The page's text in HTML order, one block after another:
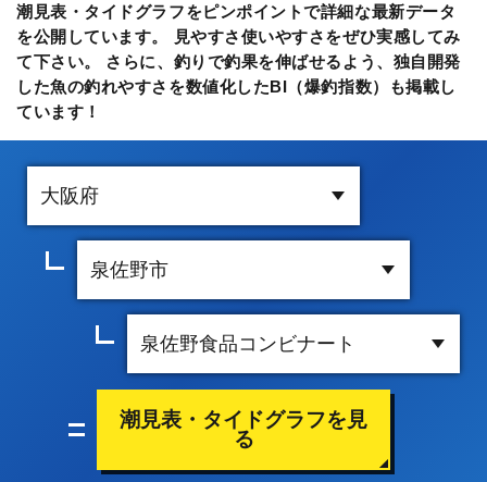
潮見表・タイドグラフをピンポイントで詳細な最新データ
を公開しています。 見やすさ使いやすさをぜひ実感してみ
て下さい。 さらに、釣りで釣果を伸ばせるよう、独自開発
した魚の釣れやすさを数値化したBI（爆釣指数）も掲載し
ています！
潮見表・タイドグラフを見
る